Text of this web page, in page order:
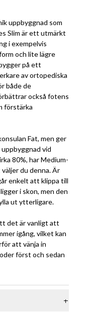
uppbyggnad som
Slim är ett utmärkt
i exempelvis
och lite lägre
på ett
av ortopediska
både de
också fotens
förstärka
Fat, men ger
vid
80%, har Medium-
du denna. Är
enkelt att klippa till
i skon, men den
ut ytterligare.
det är vanligt att
igång, vilket kan
att vänja in
först och sedan